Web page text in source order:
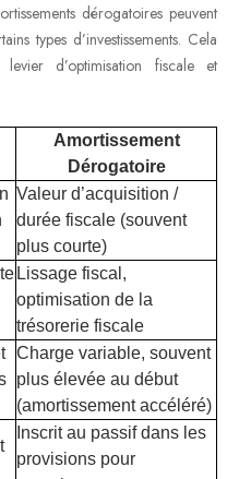
dérogatoires peuvent
types d’investissements. Cela
d’optimisation fiscale et
Amortissement
Dérogatoire
Valeur d’acquisition /
durée fiscale (souvent
plus courte)
Lissage fiscal,
optimisation de la
trésorerie fiscale
Charge variable, souvent
plus élevée au début
(amortissement accéléré)
Inscrit au passif dans les
provisions pour